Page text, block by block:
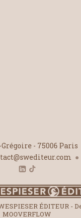
Grégoire - 75006 Paris
ÉDITEUR -
MOOVERFLOW